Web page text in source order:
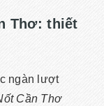
Thơ: thiết
ngàn lượt
Cần Thơ